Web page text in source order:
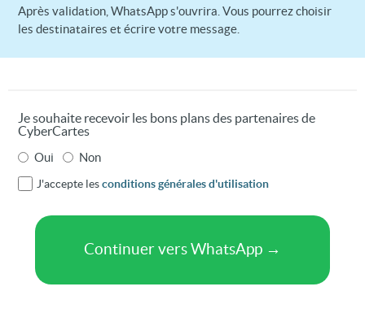
Après validation, WhatsApp s'ouvrira. Vous pourrez choisir
les destinataires et écrire votre message.
Je souhaite recevoir les bons plans des partenaires de
CyberCartes
Oui Non
J'accepte lesconditions générales d'utilisation